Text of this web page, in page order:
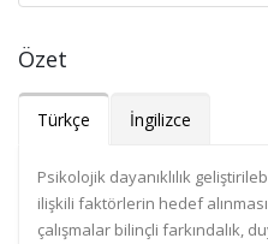
Özet
Türkçe İngilizce
Psikolojik dayanıklılık
ilişkili faktörlerin hedef
çalışmalar bilinçli farkındalık,